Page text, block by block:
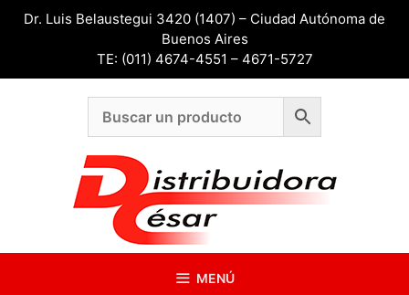
SaltarDr. Luis Belaustegui 3420 (1407) – Ciudad Autónoma de
Buenos Aires
TE: (011) 4674-4551 – 4671-5727
MENÚ